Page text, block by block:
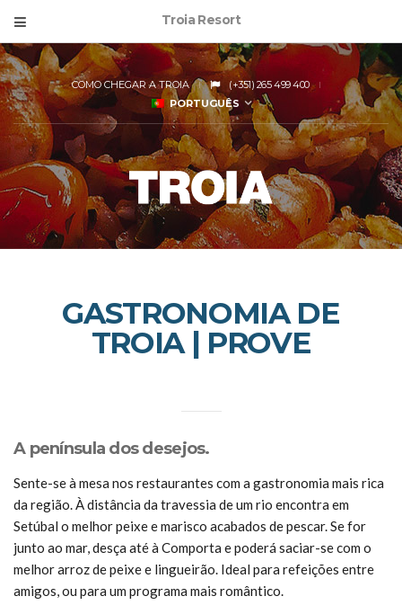
Troia Resort
COMO CHEGAR A TROIA
(+351) 265 499 400
PORTUGUÊS
GASTRONOMIA DE
TROIA | PROVE
A península dos desejos.
Sente-se à mesa nos restaurantes com a gastronomia mais rica
da região. À distância da travessia de um rio encontra em
Setúbal o melhor peixe e marisco acabados de pescar. Se for
junto ao mar, desça até à Comporta e poderá saciar-se com o
melhor arroz de peixe e lingueirão. Ideal para refeições entre
amigos, ou para um programa mais romântico.